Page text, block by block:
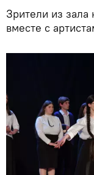
Зрители из
вместе с